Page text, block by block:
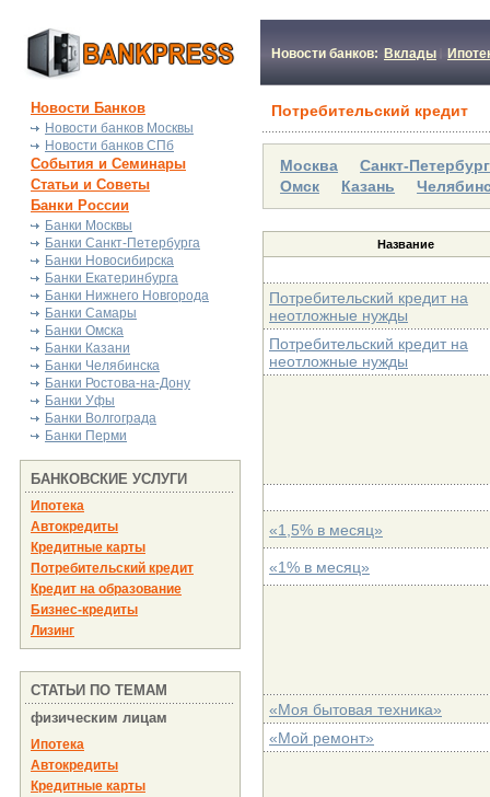
Новости банков: Вклады
Новости Банков
Новости банков Москвы
Новости банков СПб
События и Семинары
Статьи и Советы
Банки России
Банки Москвы
Банки Санкт-Петербурга
Банки Новосибирска
Банки Екатеринбурга
Банки Нижнего Новгорода
Банки Самары
Банки Омска
Банки Казани
Банки Челябинска
Банки Ростова-на-Дону
Банки Уфы
Банки Волгограда
Банки Перми
БАНКОВСКИЕ УСЛУГИ
Ипотека
Автокредиты
Кредитные карты
Потребительский кредит
Кредит на образование
Бизнес-кредиты
Лизинг
СТАТЬИ ПО ТЕМАМ
физическим лицам
Ипотека
Автокредиты
Кредитные карты
Потребительский кредит
Москва
Санкт-Петербург
Омск
Казань
Название
Потребительский кредит на
неотложные нужды
Потребительский кредит на
неотложные нужды
«1,5% в месяц»
«1% в месяц»
«Моя бытовая техника»
«Мой ремонт»